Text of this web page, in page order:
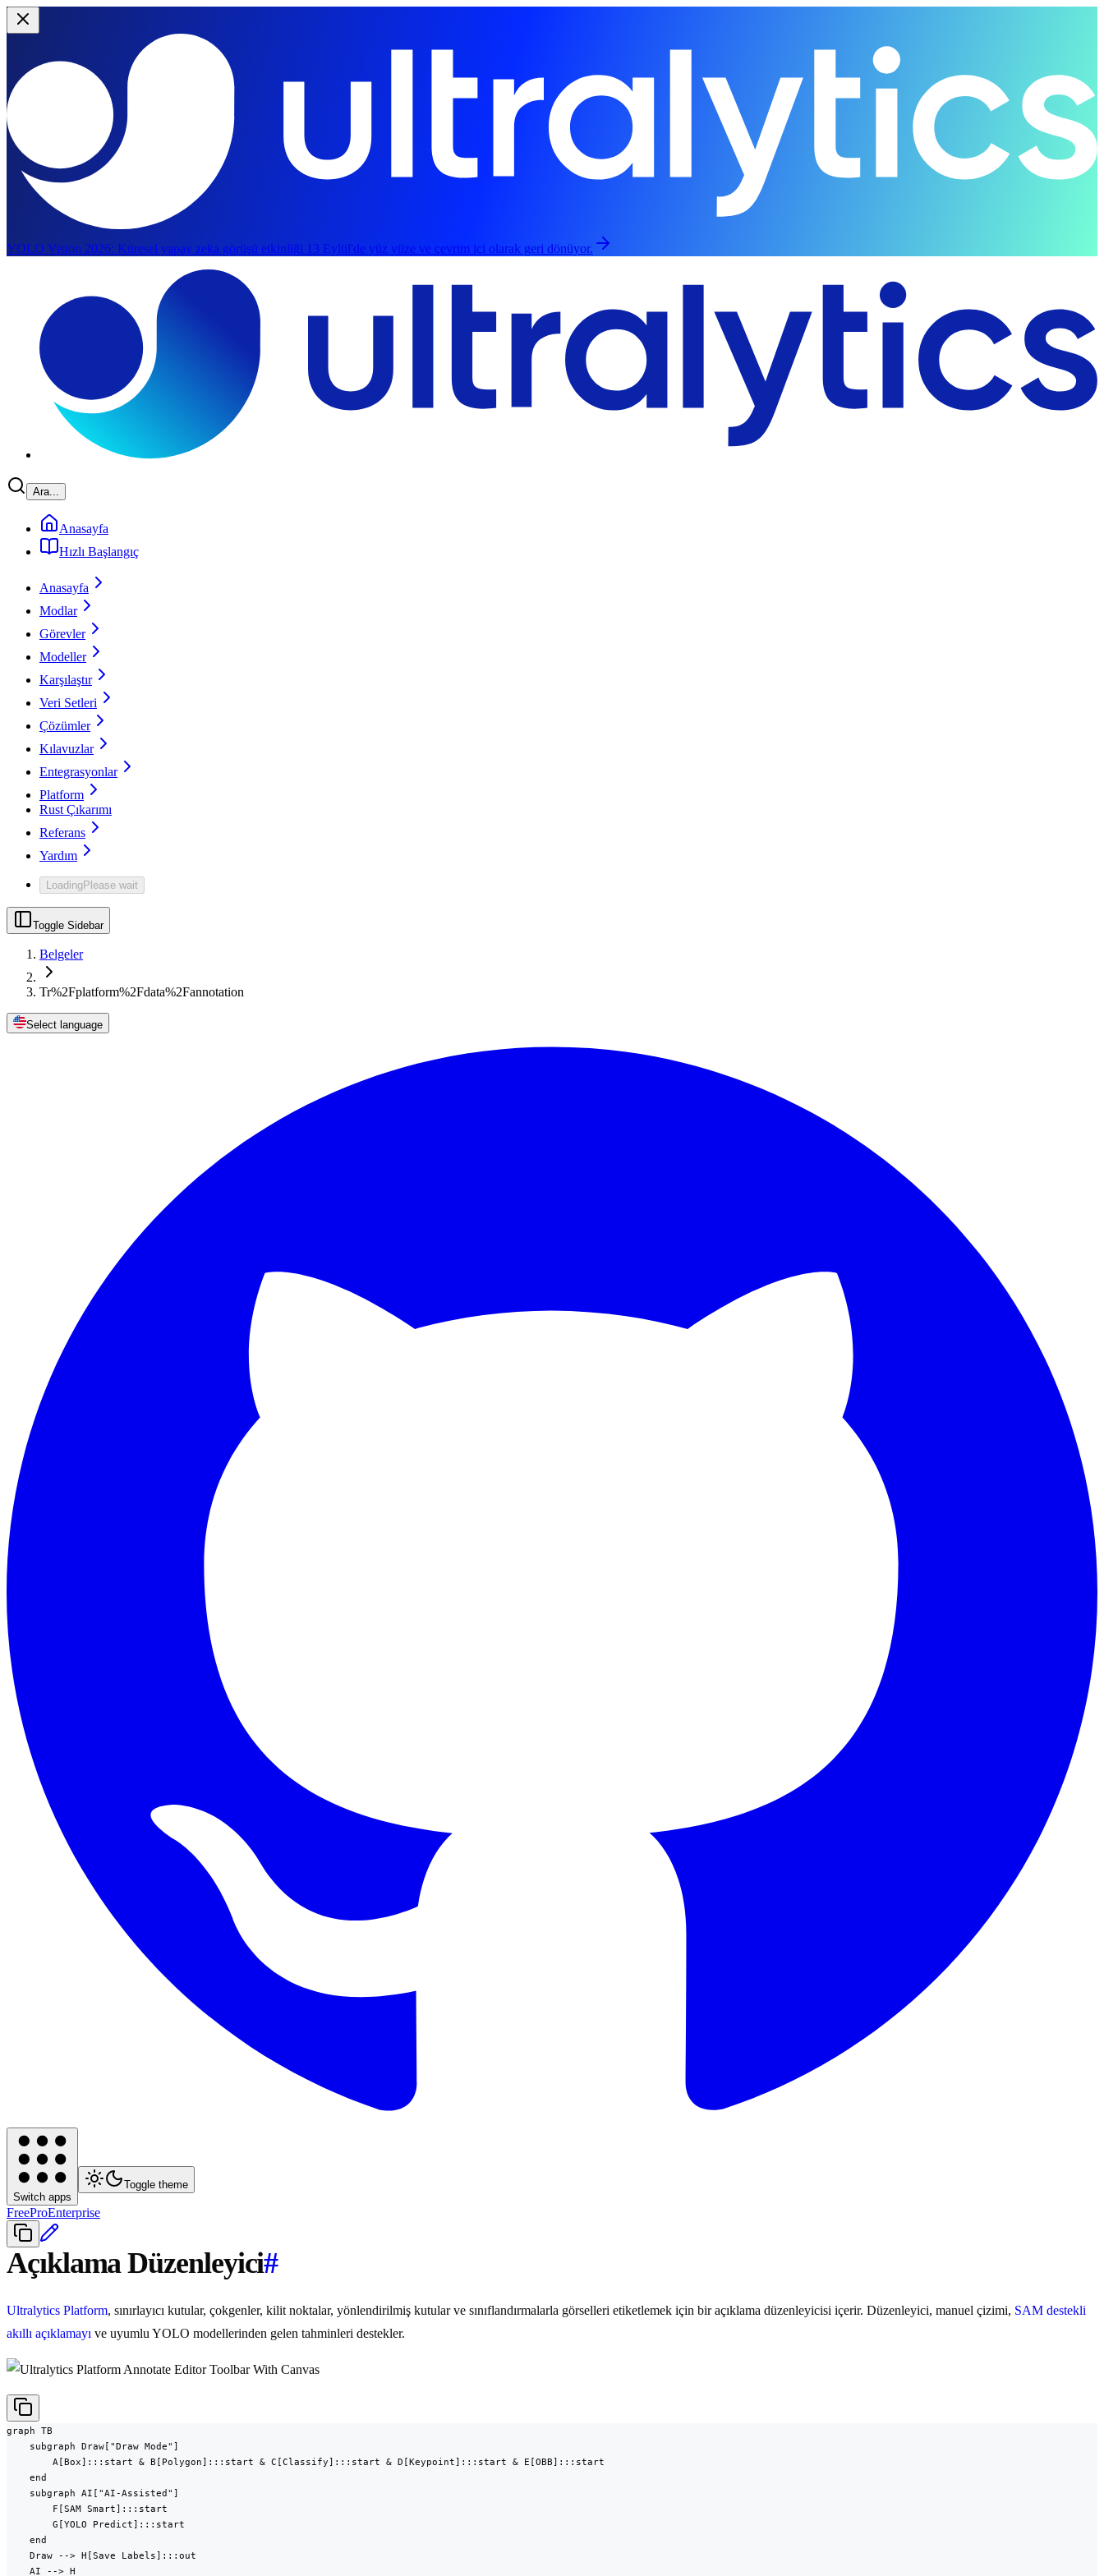
YOLO Vision 2026: Küresel yapay zeka görüşü etkinliği 13 Eylül'de yüz yüze ve çevrim içi olarak geri dönüyor.
Ara...
Anasayfa
Hızlı Başlangıç
Anasayfa
Modlar
Görevler
Modeller
Karşılaştır
Veri Setleri
Çözümler
Kılavuzlar
Entegrasyonlar
Platform
Rust Çıkarımı
Referans
Yardım
LoadingPlease wait
Toggle Sidebar
Belgeler
Tr%2Fplatform%2Fdata%2Fannotation
Select language
Switch apps
Toggle theme
FreeProEnterprise
Açıklama Düzenleyici#
Ultralytics Platform, sınırlayıcı kutular, çokgenler, kilit noktalar, yönlendirilmiş kutular ve sınıflandırmalarla görselleri etiketlemek için bir açıklama düzenleyicisi içerir. Düzenleyici, manuel çizimi, SAM destekli
akıllı açıklamayı ve uyumlu YOLO modellerinden gelen tahminleri destekler.
graph TB
    subgraph Draw["Draw Mode"]
        A[Box]:::start & B[Polygon]:::start & C[Classify]:::start & D[Keypoint]:::start & E[OBB]:::start
    end
    subgraph AI["AI-Assisted"]
        F[SAM Smart]:::start
        G[YOLO Predict]:::start
    end
    Draw --> H[Save Labels]:::out
    AI --> H